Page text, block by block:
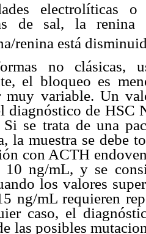
electrolíticas
de sal, la renina
renina está
no clásicas,
el bloqueo es
muy variable. Un
diagnóstico de
se trata de una
la muestra se debe
con ACTH
ng/mL, y se
los valores
ng/mL requieren
caso, el
las posibles